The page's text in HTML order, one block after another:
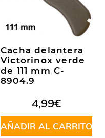
Cacha delantera
Victorinox verde
de 111 mm C-
8904.9
4,99€
AÑADIR AL CARRITO